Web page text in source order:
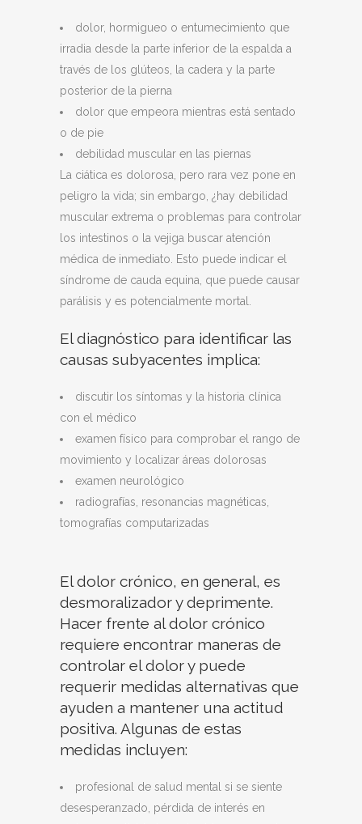
dolor, hormigueo o entumecimiento que
irradia desde la parte inferior de la espalda a
través de los glúteos, la cadera y la parte
posterior de la pierna
dolor que empeora mientras está sentado
o de pie
debilidad muscular en las piernas
La ciática es dolorosa, pero rara vez pone en
peligro la vida; sin embargo, ¿hay debilidad
muscular extrema o problemas para controlar
los intestinos o la vejiga buscar atención
médica de inmediato. Esto puede indicar el
síndrome de cauda equina, que puede causar
parálisis y es potencialmente mortal.
El diagnóstico para identificar las
causas subyacentes implica:
discutir los síntomas y la historia clínica
con el médico
examen físico para comprobar el rango de
movimiento y localizar áreas dolorosas
examen neurológico
radiografías, resonancias magnéticas,
tomografías computarizadas
El dolor crónico, en general, es
desmoralizador y deprimente.
Hacer frente al dolor crónico
requiere encontrar maneras de
controlar el dolor y puede
requerir medidas alternativas que
ayuden a mantener una actitud
positiva. Algunas de estas
medidas incluyen:
profesional de salud mental si se siente
desesperanzado, pérdida de interés en